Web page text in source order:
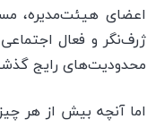
اعضای هیئت‌مدیره،
ژرف‌نگر و فعال
محدودیت‌های رایج
اما آنچه بیش از هر